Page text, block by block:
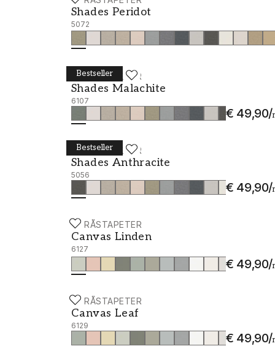
Shades Peridot
5072
Bestseller
BORÅSTAPETER
Shades Malachite
6107
€ 49,90/
Shades Malachite - 6107
Bestseller
BORÅSTAPETER
Shades Anthracite
5056
€ 49,90/
Shades Anthracite - 5056
BORÅSTAPETER
Canvas Linden
6127
€ 49,90/
Canvas Linden - 6127
BORÅSTAPETER
Canvas Leaf
6129
€ 49,90/
Canvas Leaf - 6129